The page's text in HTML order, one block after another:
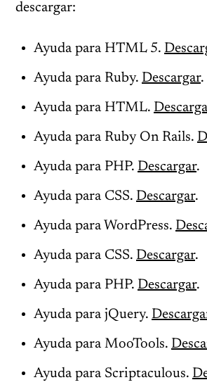
descargar:
Ayuda para HTML 5.
Ayuda para Ruby. Descargar.
Ayuda para HTML.
Ayuda para Ruby On Rails.
Ayuda para PHP. Descargar.
Ayuda para CSS. Descargar.
Ayuda para WordPress.
Ayuda para CSS. Descargar.
Ayuda para PHP. Descargar.
Ayuda para jQuery.
Ayuda para MooTools.
Ayuda para Scriptaculous.